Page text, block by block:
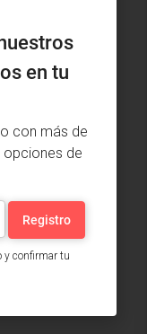
Campestre,
Prado,
Altos De
en tu
con más de
opciones de
y confirmar tu